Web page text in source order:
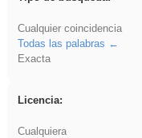
Cualquier coincidencia
Todas las palabras
Exacta
Licencia:
Cualquiera